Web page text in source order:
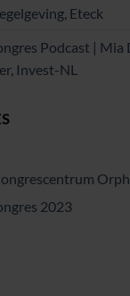
Eteck
Podcast | Mia
Invest-NL
2023